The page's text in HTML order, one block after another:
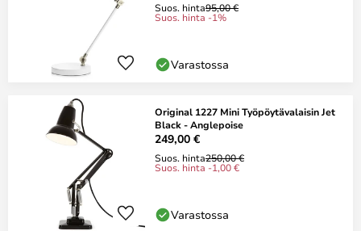
Suos. hinta95,00 €
Suos. hinta -1%
Varastossa
Original 1227 Mini Työpöytävalaisin Jet
Black - Anglepoise
249,00 €
Suos. hinta250,00 €
Suos. hinta -1,00 €
Varastossa